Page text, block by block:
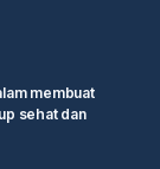
membuat
sehat dan